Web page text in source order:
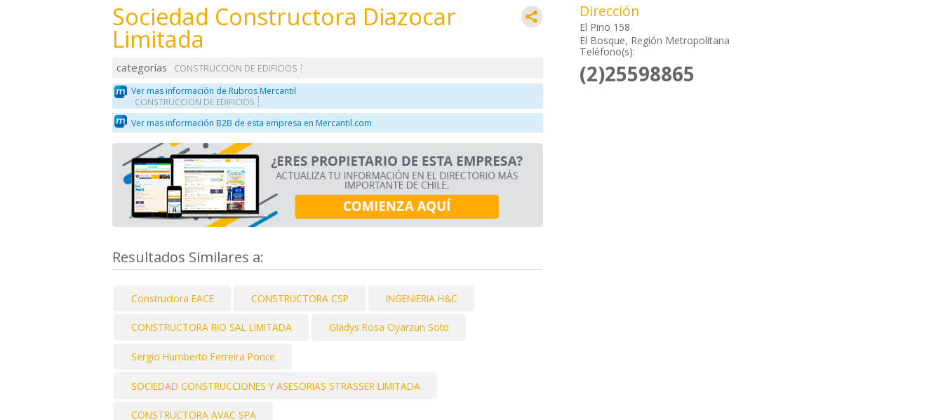
Sociedad Constructora Diazocar
Limitada
categorías
CONSTRUCCION DE EDIFICIOS
Ver mas información de Rubros Mercantil
CONSTRUCCION DE EDIFICIOS
Ver mas información B2B de esta empresa en Mercantil.com
Resultados Similares a:
Constructora EACE CONSTRUCTORA CSP INGENIERIA H&C
CONSTRUCTORA RIO SAL LIMITADA Gladys Rosa Oyarzun Soto
Sergio Humberto Ferreira Ponce
SOCIEDAD CONSTRUCCIONES Y ASESORIAS STRASSER LIMITADA
CONSTRUCTORA AVAC SPA
Dirección
El Pino 158
El Bosque, Región Metropolitana
Teléfono(s):
(2)25598865